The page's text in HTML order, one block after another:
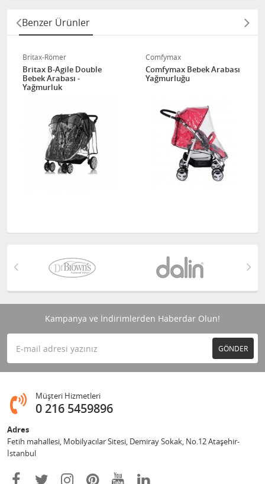
Benzer Ürünler
Britax-Römer
Britax B-Agile Double
Bebek Arabası -
Yağmurluk
Comfymax
Comfymax Bebek Arabası
Yağmurluğu
Kampanya ve İndirimlerden Haberdar Olun!
GÖNDER
Müşteri Hizmetleri
0 216 5459896
Adres
Fetih mahallesi, Mobilyacılar Sitesi, Demiray Sokak, No.12 Ataşehir-
İstanbul